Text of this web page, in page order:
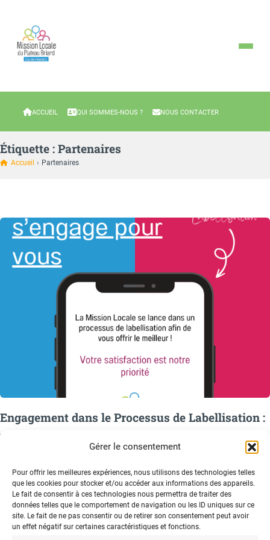
Gérer le consentement
Pour offrir les meilleures expériences, nous utilisons des technologies telles
que les cookies pour stocker et/ou accéder aux informations des appareils.
Le fait de consentir à ces technologies nous permettra de traiter des
données telles que le comportement de navigation ou les ID uniques sur ce
site. Le fait de ne pas consentir ou de retirer son consentement peut avoir
un effet négatif sur certaines caractéristiques et fonctions.
ACCUEIL QUI SOMMES-NOUS ? NOUS CONTACTER
Étiquette : Partenaires
Accueil › Partenaires
Engagement dans le Processus de Labellisation :
Une Nouvelle Étape pour notre Mission Locale
Briard a engagé un processus de labellisation, démontrant ainsi notre
engagement continu envers…
7 mars 2024